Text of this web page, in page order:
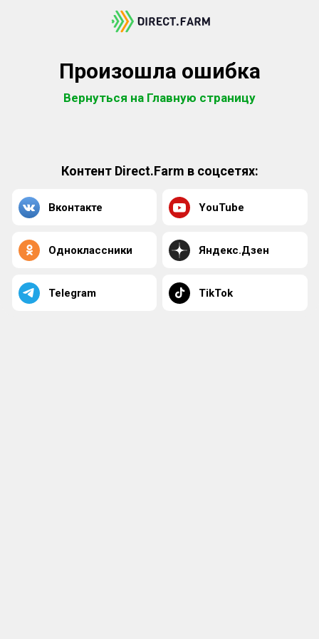
Произошла ошибка
Вернуться на Главную страницу
Контент Direct.Farm в соцсетях:
Вконтакте YouTube
Одноклассники Яндекс.Дзен
Telegram TikTok